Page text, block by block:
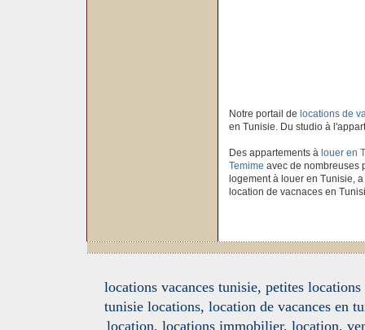
Notre portail de locations de
en Tunisie. Du studio à
Des appartements à louer en
Temime avec de nombreuses
logement à louer en Tunisie,
location de vacnaces en
locations vacances tunisie, petites
tunisie locations, location de vacances en
location, locations immobilier, location,